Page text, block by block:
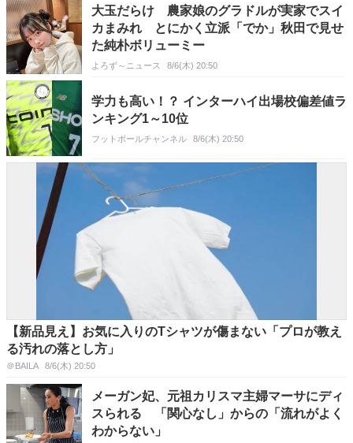
大玉だらけ 農家娘のグラドルが実家でスイ
カまみれ とにかく立派「でか」秋田で見せ
た純朴ボリューミー
よろず～ニュース 8/6(木) 20:50
学力も高い！？ インターハイ出場校偏差値ラ
ンキング1～10位
フットボールチャンネル 8/6(木) 20:50
【新品見え】お気に入りのTシャツが傷まない「プロが教え
る汚れの落とし方」
＠BAILA 8/6(木) 20:50
メーガン妃、元祖カリスマ主婦マーサにディ
スられる 「関心なし」からの「流れがよく
わからない」